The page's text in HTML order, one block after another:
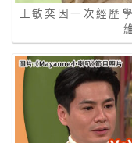
王敏奕因一次經歷